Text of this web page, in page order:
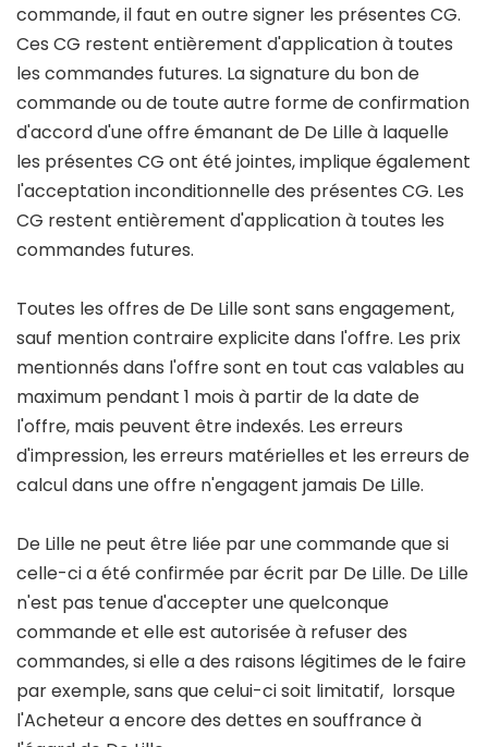
commande, il faut en outre signer les présentes CG.
Ces CG restent entièrement d'application à toutes
les commandes futures. La signature du bon de
commande ou de toute autre forme de confirmation
d'accord d'une offre émanant de De Lille à laquelle
les présentes CG ont été jointes, implique également
l'acceptation inconditionnelle des présentes CG. Les
CG restent entièrement d'application à toutes les
commandes futures.
Toutes les offres de De Lille sont sans engagement,
sauf mention contraire explicite dans l'offre. Les prix
mentionnés dans l'offre sont en tout cas valables au
maximum pendant 1 mois à partir de la date de
l'offre, mais peuvent être indexés. Les erreurs
d'impression, les erreurs matérielles et les erreurs de
calcul dans une offre n'engagent jamais De Lille.
De Lille ne peut être liée par une commande que si
celle-ci a été confirmée par écrit par De Lille. De Lille
n'est pas tenue d'accepter une quelconque
commande et elle est autorisée à refuser des
commandes, si elle a des raisons légitimes de le faire
par exemple, sans que celui-ci soit limitatif, lorsque
l'Acheteur a encore des dettes en souffrance à